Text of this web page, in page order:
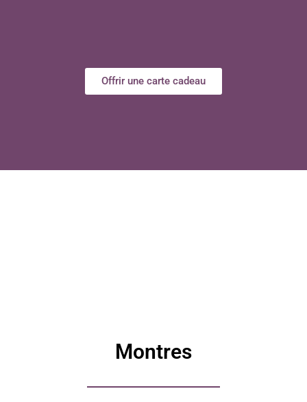
Offrir une carte cadeau
Montres